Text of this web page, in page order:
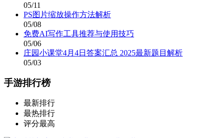
05/11
PS图片缩放操作方法解析
05/08
免费AI写作工具推荐与使用技巧
05/06
庄园小课堂4月4日答案汇总 2025最新题目解析
05/03
手游排行榜
最新排行
最热排行
评分最高